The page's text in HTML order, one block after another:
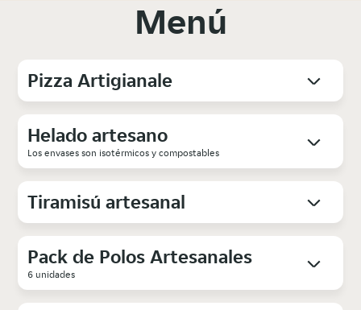
Menú
Pizza Artigianale
Helado artesano
Los envases son isotérmicos y compostables
Tiramisú artesanal
Pack de Polos Artesanales
6 unidades